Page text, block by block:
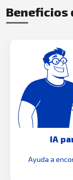
Beneficios
IA
Ayuda a